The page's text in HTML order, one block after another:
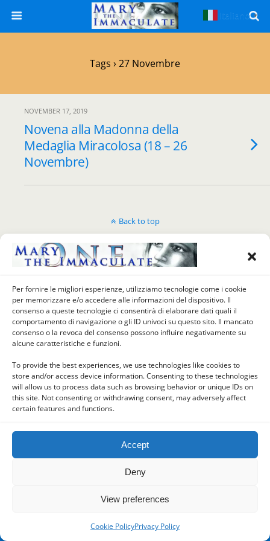
Per fornire le migliori esperienze, utilizziamo tecnologie come i cookie
per memorizzare e/o accedere alle informazioni del dispositivo. Il
consenso a queste tecnologie ci consentirà di elaborare dati quali il
comportamento di navigazione o gli ID univoci su questo sito. Il mancato
consenso o la revoca del consenso possono influire negativamente su
alcune caratteristiche e funzioni.
To provide the best experiences, we use technologies like cookies to
store and/or access device information. Consenting to these technologies
will allow us to process data such as browsing behavior or unique IDs on
this site. Not consenting or withdrawing consent, may adversely affect
certain features and functions.
Accept
Deny
View preferences
Cookie PolicyPrivacy Policy
Tags › 27 Novembre
NOVEMBER 17, 2019
Novena alla Madonna della
Medaglia Miracolosa (18 – 26
Novembre)
Back to top
Mobile Desktop
Italiano ▼
Powered by
WPtouch Mobile Suite for WordPress